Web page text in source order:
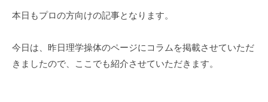
口
英
の
メ
ン
本日もプロの方向けの記事となります。
今日は、昨日理学操体のページにコラムを掲載させていただ
きましたので、ここでも紹介させていただきます。